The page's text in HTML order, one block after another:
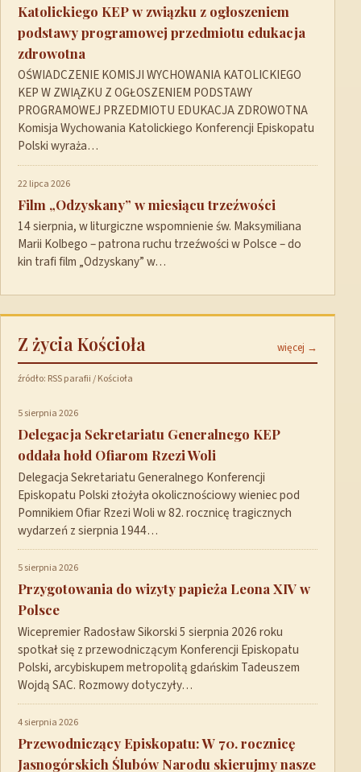
Katolickiego KEP w związku z ogłoszeniem
podstawy programowej przedmiotu edukacja
zdrowotna
OŚWIADCZENIE KOMISJI WYCHOWANIA KATOLICKIEGO
KEP W ZWIĄZKU Z OGŁOSZENIEM PODSTAWY
PROGRAMOWEJ PRZEDMIOTU EDUKACJA ZDROWOTNA
Komisja Wychowania Katolickiego Konferencji Episkopatu
Polski wyraża…
22 lipca 2026
Film „Odzyskany” w miesiącu trzeźwości
14 sierpnia, w liturgiczne wspomnienie św. Maksymiliana
Marii Kolbego – patrona ruchu trzeźwości w Polsce – do
kin trafi film „Odzyskany” w…
Z życia Kościoła więcej →
źródło: RSS parafii / Kościoła
5 sierpnia 2026
Delegacja Sekretariatu Generalnego KEP
oddała hołd Ofiarom Rzezi Woli
Delegacja Sekretariatu Generalnego Konferencji
Episkopatu Polski złożyła okolicznościowy wieniec pod
Pomnikiem Ofiar Rzezi Woli w 82. rocznicę tragicznych
wydarzeń z sierpnia 1944…
5 sierpnia 2026
Przygotowania do wizyty papieża Leona XIV w
Polsce
Wicepremier Radosław Sikorski 5 sierpnia 2026 roku
spotkał się z przewodniczącym Konferencji Episkopatu
Polski, arcybiskupem metropolitą gdańskim Tadeuszem
Wojdą SAC. Rozmowy dotyczyły…
4 sierpnia 2026
Przewodniczący Episkopatu: W 70. rocznicę
Jasnogórskich Ślubów Narodu skierujmy nasze